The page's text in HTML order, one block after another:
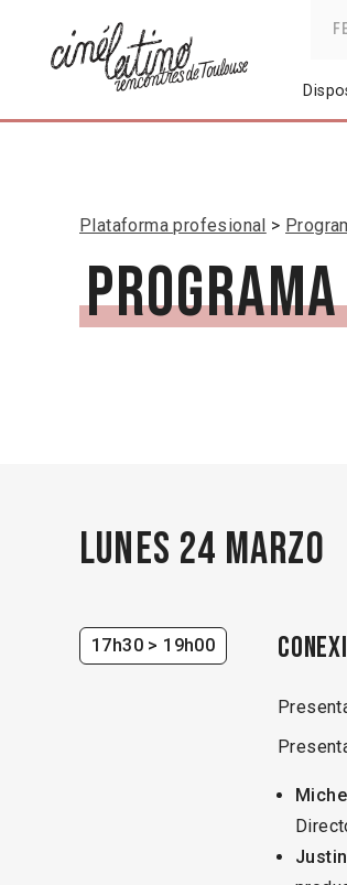
Plataforma profesional
Lunes 24 marzo
17h30 > 19h00